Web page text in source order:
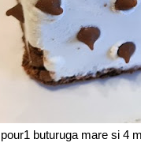
pour1 buturuga mare si 4